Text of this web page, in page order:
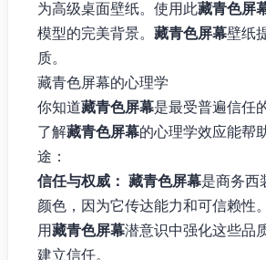
为高级桌面壁纸。使用此藏青色屏
模型的完美背景。 藏青色屏幕壁纸
质。
藏青色屏幕的心理学
你知道藏青色屏幕是最受普遍信任
了解藏青色屏幕的心理学效应能帮
途：
信任与权威： 藏青色屏幕是商务西
颜色，因为它传达能力和可信赖性
用藏青色屏幕潜意识中强化这些品质
建立信任。